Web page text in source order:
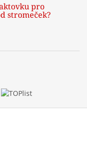
pro
stromeček?